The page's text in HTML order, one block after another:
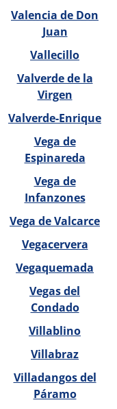
Valencia de Don
Juan
Vallecillo
Valverde de la
Virgen
Valverde-Enrique
Vega de
Espinareda
Vega de
Infanzones
Vega de Valcarce
Vegacervera
Vegaquemada
Vegas del
Condado
Villablino
Villabraz
Villadangos del
Páramo